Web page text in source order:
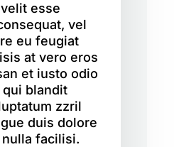
esse
vel
eu feugiat
at vero eros
et iusto odio
blandit
zzril
duis dolore
facilisi.